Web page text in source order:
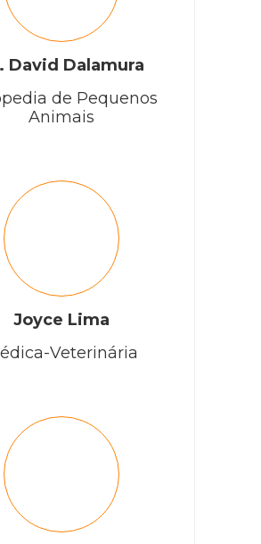
David Dalamura
de Pequenos
Animais
Joyce Lima
Veterinária